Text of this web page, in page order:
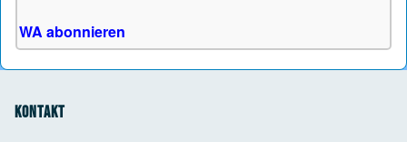
WA abonnieren
Kontakt